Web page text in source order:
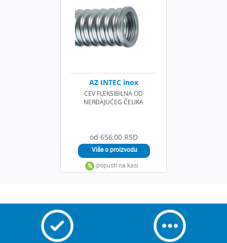
od 656,00 RSD
AZ INTEC inox
CEV FLEKSIBILNA OD
NERĐAJUĆEG ČELIKA